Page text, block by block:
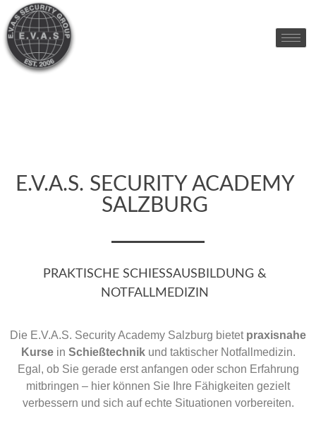
E.V.A.S. SECURITY ACADEMY
SALZBURG
PRAKTISCHE SCHIESSAUSBILDUNG & N
OTFALLMEDIZIN
Die E.V.A.S. Security Academy Salzburg bietet praxisnahe
Kursein Schießtechnikund taktischer Notfallmedizin.
Egal, ob Sie gerade erst anfangen oder schon Erfahrung
mitbringen – hier können Sie Ihre Fähigkeiten gezielt
verbessern und sich auf echte Situationen vorbereiten.